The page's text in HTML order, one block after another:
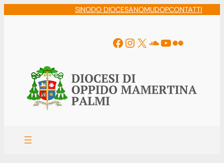
SINODO DIOCESANOMUDOPCONTATTI
Facebook
Instagram
X Soundcloud
YouTube
Flickr